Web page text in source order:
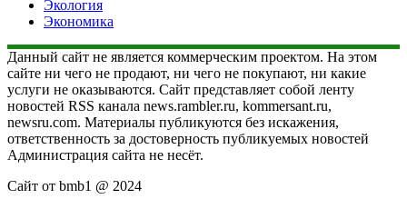
Экология
Экономика
Данный сайт не является коммерческим проектом. На этом
сайте ни чего не продают, ни чего не покупают, ни какие
услуги не оказываются. Сайт представляет собой ленту
новостей RSS канала news.rambler.ru, kommersant.ru,
newsru.com. Материалы публикуются без искажения,
ответственность за достоверность публикуемых новостей
Администрация сайта не несёт.
Сайт от bmb1 @ 2024